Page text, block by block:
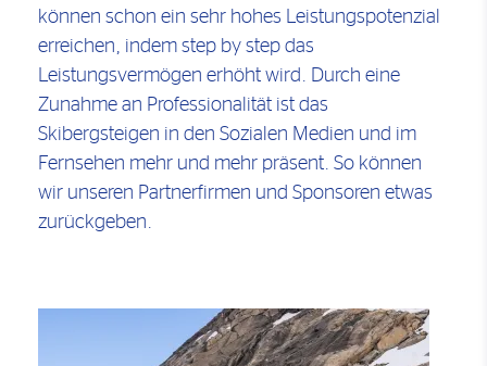
können schon ein sehr hohes Leistungspotenzial
erreichen, indem step by step das
Leistungsvermögen erhöht wird. Durch eine
Zunahme an Professionalität ist das
Skibergsteigen in den Sozialen Medien und im
Fernsehen mehr und mehr präsent. So können
wir unseren Partnerfirmen und Sponsoren etwas
zurückgeben.